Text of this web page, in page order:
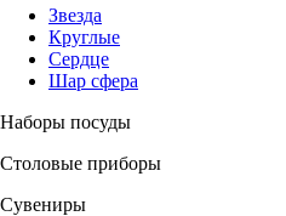
Звезда
Круглые
Сердце
Шар сфера
Наборы посуды
Столовые приборы
Сувениры